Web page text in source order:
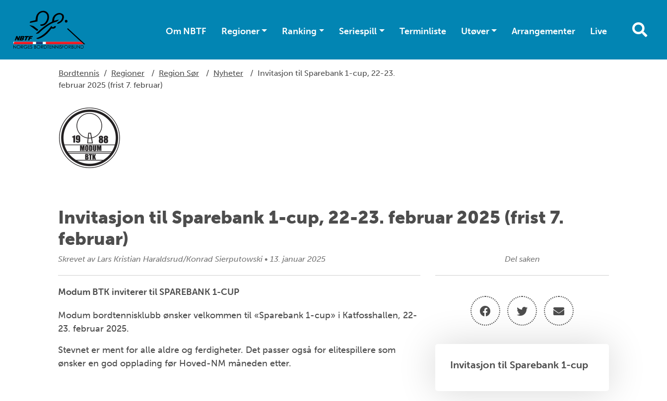
Om NBTF Regioner Ranking Seriespill Terminliste Utøver Arrangementer Live
Bordtennis / Regioner / Region Sør / Nyheter / Invitasjon til Sparebank 1-cup, 22-23.
februar 2025 (frist 7. februar)
Invitasjon til Sparebank 1-cup, 22-23. februar 2025 (frist 7.
februar)
Skrevet av Lars Kristian Haraldsrud/Konrad Sierputowski • 13. januar 2025
Modum BTK inviterer til SPAREBANK 1-CUP
Modum bordtennisklubb ønsker velkommen til «Sparebank 1-cup» i Katfosshallen, 22-
23. februar 2025.
Stevnet er ment for alle aldre og ferdigheter. Det passer også for elitespillere som
ønsker en god opplading før Hoved-NM måneden etter.
Del saken
Invitasjon til Sparebank 1-cup